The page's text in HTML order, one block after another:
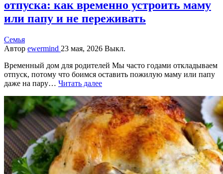
отпуска: как временно устроить маму
или папу и не переживать
Семья
Автор ewermind 23 мая, 2026 Выкл.
Временный дом для родителей Мы часто годами откладываем
отпуск, потому что боимся оставить пожилую маму или папу
даже на пару… Читать далее